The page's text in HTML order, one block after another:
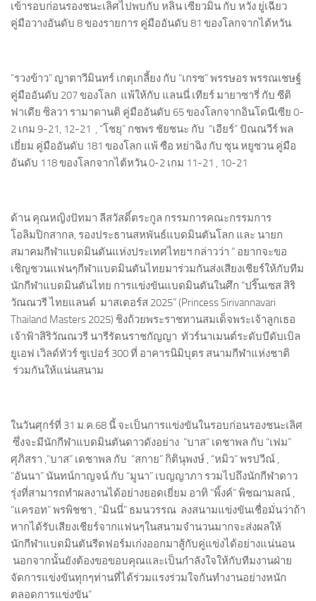
เข้ารอบก่อนรองชนะเลิศไปพบกับ หลิน เซียวมิน กับ หวัง ยู่เฉียว
คู่มือวางอันดับ 8 ของรายการ คู่มืออันดับ 81 ของโลกจากไต้หวัน
“รวงข้าว” ญาตาวีมินทร์ เกตุเกลี้ยง กับ “เกรซ” พรรษอร พรรณเชษฐ์
คู่มืออันดับ 207 ของโลก แพ้ให้กับ แลนนี่ เทียร์ มายาซารี่ กับ ซีติ
ฟาเดีย ซิลวา รามาดานติ คู่มืออันดับ 65 ของโลกจากอินโดนีเซีย 0-
2 เกม 9-21, 12-21 , “โชยุ” กชพร ชัยชนะ กับ “เอียร์” ปัณณวีร์ พล
เยี่ยม คู่มืออันดับ 181 ของโลก แพ้ ซือ หย่าฉิง กับ ซุน หยูซวน คู่มือ
อันดับ 118 ของโลกจากไต้หวัน 0-2 เกม 11-21 , 10-21
ด้าน คุณหญิงปัทมา ลีสวัสดิ์ตระกูล กรรมการคณะกรรมการ
โอลิมปิกสากล, รองประธานสหพันธ์แบดมินตันโลก และ นายก
สมาคมกีฬาแบดมินตันแห่งประเทศไทยฯ กล่าวว่า ” อยากจะขอ
เชิญชวนแฟนๆกีฬาแบดมินตันไทยมาร่วมกันส่งเสียงเชียร์ให้กับทีม
นักกีฬาแบดมินตันไทย การแข่งขันแบดมินตันในศึก “ปริ๊นเซส สิริ
วัณณวรี ไทยแลนด์ มาสเตอร์ส 2025” (Princess Sirivannavari
Thailand Masters 2025) ชิงถ้วยพระราชทานสมเด็จพระเจ้าลูกเธอ
เจ้าฟ้าสิริวัณณวรี นารีรัตนราชกัญญา ทัวร์นาเมนต์ระดับบีดับเบิล
ยูเอฟ เวิลด์ทัวร์ ซูเปอร์ 300 ที่ อาคารนิมิบุตร สนามกีฬาแห่งชาติ
ร่วมกันให้แน่นสนาม
ในวันศุกร์ที่ 31 ม.ค.68 นี้ จะเป็นการแข่งขันในรอบก่อนรองชนะเลิศ
ซึ่งจะมีนักกีฬาแบดมินตันดาวดังอย่าง “บาส” เดชาพล กับ “เฟม”
ศุภิสรา ,”บาส” เดชาพล กับ “สกาย” กิตินุพงษ์ , “หมิว” พรปวีณ์ ,
“อันนา” นันทน์กาญจน์ กับ “มูนา” เบญญาภา รวมไปถึงนักกีฬาดาว
รุ่งที่สามารถทำผลงานได้อย่างยอดเยี่ยม อาทิ “พิ้งค์” พิชฌามลณ์ ,
“แครอท” พรพิชชา , “มินนี่” ธมนวรรณ ลงสนามแข่งขันเชื่อมั่นว่าถ้า
หากได้รับเสียงเชียร์จากแฟนๆในสนามจำนวนมากจะส่งผลให้
นักกีฬาแบดมินตันรีดฟอร์มเก่งออกมาสู้กับคู่แข่งได้อย่างแน่นอน
นอกจากนั้นยังต้องขอขอบคุณและเป็นกำลังใจให้กับทีมงานฝ่าย
จัดการแข่งขันทุกๆท่านที่ได้ร่วมแรงร่วมใจกันทำงานอย่างหนัก
ตลอดการแข่งขัน”